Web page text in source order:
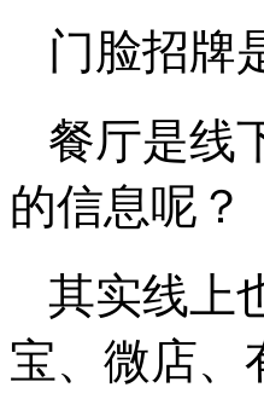
门脸招牌
餐厅是线
的信息呢？
其实线上
宝、微店、